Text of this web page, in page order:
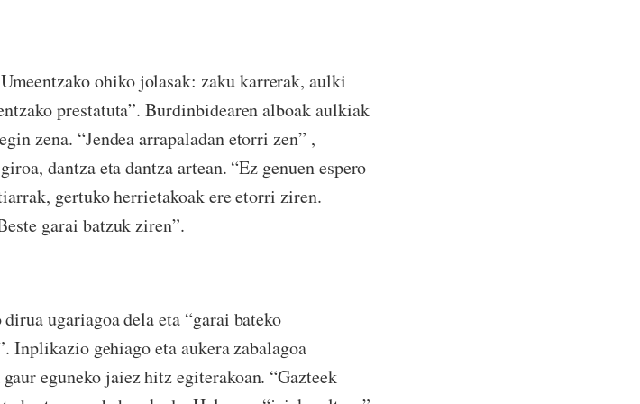
ohiko jolasak: zaku karrerak, aulki
prestatuta”. Burdinbidearen alboak aulkiak
zena. “Jendea arrapaladan etorri zen” ,
dantza eta dantza artean. “Ez genuen espero
gertuko herrietakoak ere etorri ziren.
garai batzuk ziren”.
ugariagoa dela eta “garai bateko
gehiago eta aukera zabalagoa
eguneko jaiez hitz egiterakoan. “Gazteek